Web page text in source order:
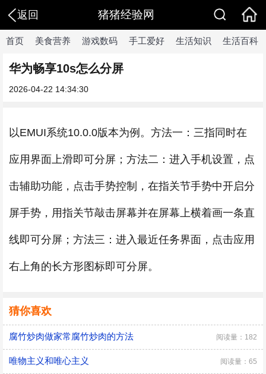
返回 猪猪经验网
首页 美食营养 游戏数码 手工爱好 生活知识 生活百科
华为畅享10s怎么分屏
2026-04-22 14:34:30
以EMUI系统10.0.0版本为例。方法一：三指同时在
应用界面上滑即可分屏；方法二：进入手机设置，点
击辅助功能，点击手势控制，在指关节手势中开启分
屏手势，用指关节敲击屏幕并在屏幕上横着画一条直
线即可分屏；方法三：进入最近任务界面，点击应用
右上角的长方形图标即可分屏。
猜你喜欢
腐竹炒肉做家常腐竹炒肉的方法 阅读量：182
唯物主义和唯心主义 阅读量：65